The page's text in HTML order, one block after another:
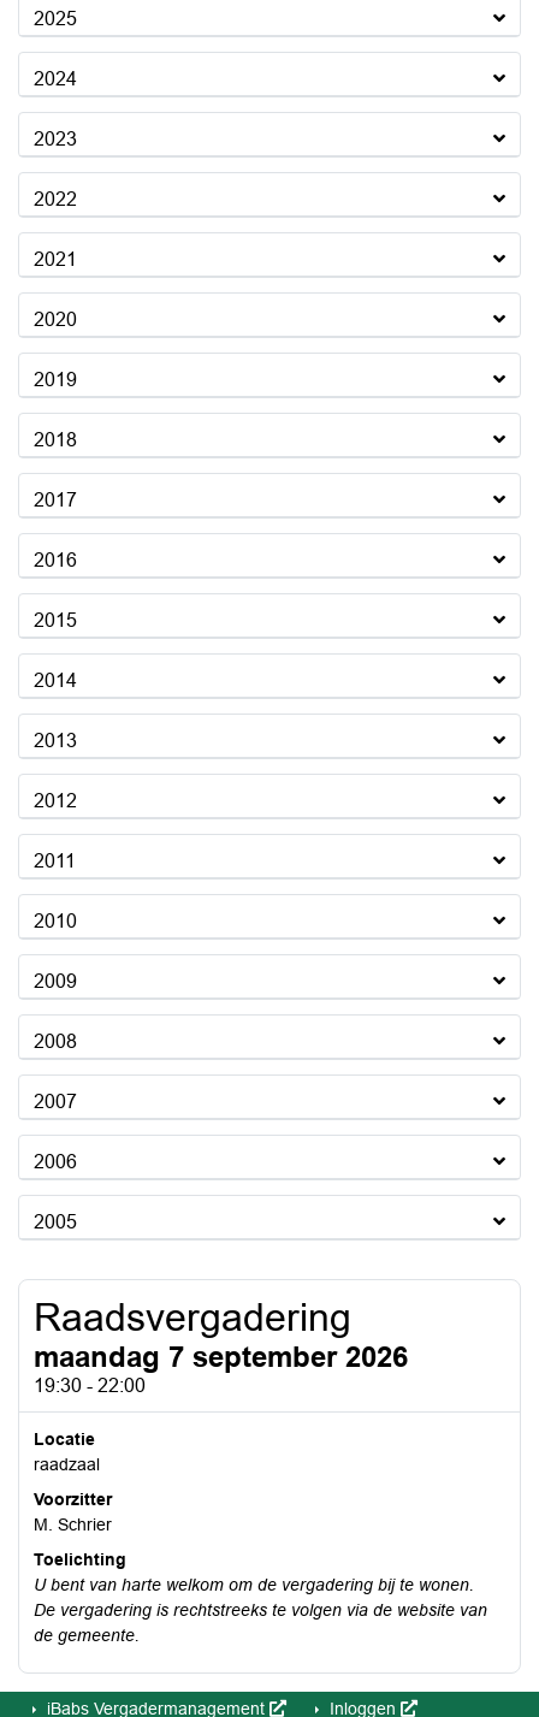
2025
2024
2023
2022
2021
2020
2019
2018
2017
2016
2015
2014
2013
2012
2011
2010
2009
2008
2007
2006
2005
Raadsvergadering
maandag 7 september 2026
19:30 - 22:00
Locatie
raadzaal
Voorzitter
M. Schrier
Toelichting
U bent van harte welkom om de vergadering bij te wonen.
De vergadering is rechtstreeks te volgen via de website van
de gemeente.
iBabs Vergadermanagement Inloggen